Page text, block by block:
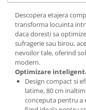
Mese gradinita
Scaune gradinita
Set mese si scaune
Mobilier copii
Mobila camera copii
Scaune birou pentru
Saltele patuturi copii
Paturi copii
Descopera etajera
transforma locuinta
daca doresti sa
sufragerie sau birou,
nevoilor tale, oferind
modern.
Optimizare
Design compact si
latime, 80 cm
conceputa pentru a